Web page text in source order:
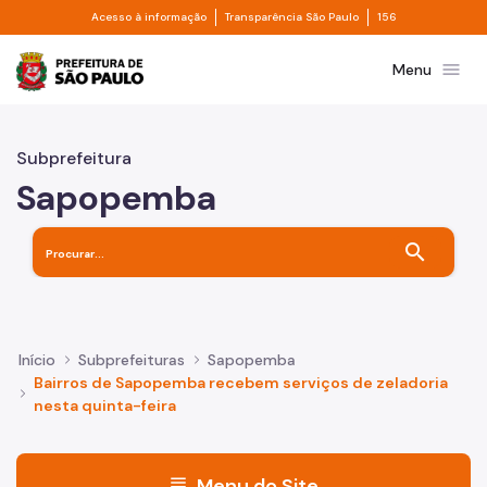
Pular para o Conteúdo principal
Acesso à informação Divisor de acesso à informação
Transparência São Paulo Divisor de
156
Prefeitura de São PauloMenu menu
Subprefeitura
Sapopemba
search
Início Subprefeituras
Sapopemba
Bairros de Sapopemba recebem serviços de zeladoria
nesta quinta-feira
menu